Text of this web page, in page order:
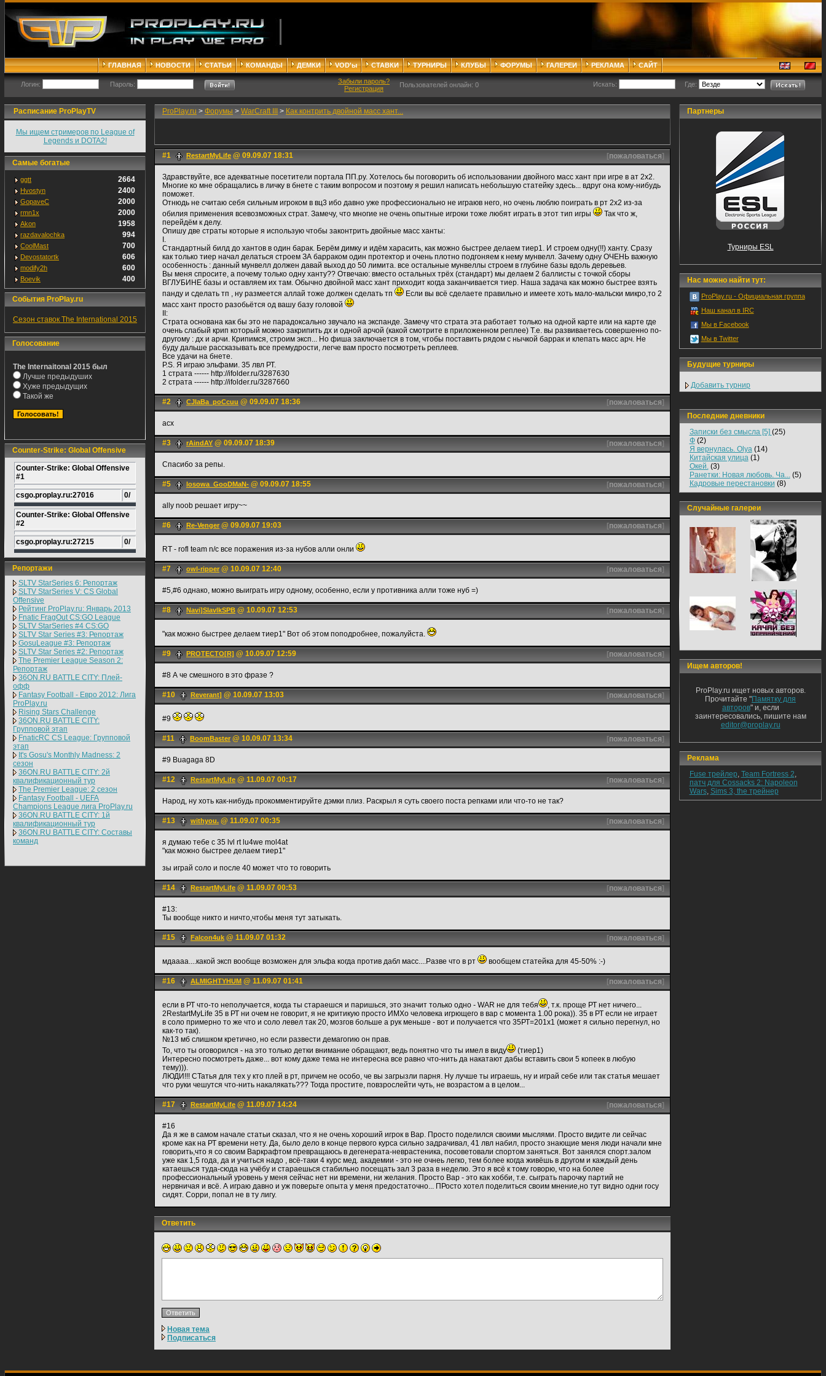
ГЛАВНАЯ НОВОСТИ СТАТЬИ КОМАНДЫ ДЕМКИ VOD'ы СТАВКИ ТУРНИРЫ КЛУБЫ ФОРУМЫ ГАЛЕРЕИ РЕКЛАМА САЙТ
Логин: Пароль:
Забыли пароль?
Регистрация
Пользователей онлайн: 0 Искать: Где:
Расписание ProPlayTV
Мы ищем стримеров по League of
Legends и DOTA2!
Самые богатые
ggtt 2664
Hvostyn 2400
GopaveC 2000
rmn1x 2000
Akon 1958
razdavalochka 994
CoolMast 700
Devostatortk 606
modify2h 600
Boevik 400
События ProPlay.ru
Сезон ставок The International 2015
Голосование
The Internaitonal 2015 был
Лучше предыдуших
Хуже предыдущих
Такой же
Counter-Strike: Global Offensive
Counter-Strike: Global Offensive
#1
csgo.proplay.ru:27016 0/
Counter-Strike: Global Offensive
#2
csgo.proplay.ru:27215 0/
Репортажи
SLTV StarSeries 6: Репортаж
SLTV StarSeries V: CS Global
Offensive
Рейтинг ProPlay.ru: Январь 2013
Fnatic FragOut CS:GO League
SLTV StarSeries #4 CS:GO
SLTV Star Series #3: Репортаж
GosuLeague #3: Репортаж
SLTV Star Series #2: Репортаж
The Premier League Season 2:
Репортаж
36ON.RU BATTLE CITY: Плей-
офф
Fantasy Football - Евро 2012: Лига
ProPlay.ru
Rising Stars Challenge
36ON.RU BATTLE CITY:
Групповой этап
FnaticRC CS League: Групповой
этап
It's Gosu's Monthly Madness: 2
сезон
36ON.RU BATTLE CITY: 2й
квалификационный тур
The Premier League: 2 cезон
Fantasy Football - UEFA
Champions League лига ProPlay.ru
36ON.RU BATTLE CITY: 1й
квалификационный тур
36ON.RU BATTLE CITY: Составы
команд
ProPlay.ru > Форумы > WarCraft III > Как контрить двойной масс хант...
#1 RestartMyLife @ 09.09.07 18:31 [пожаловаться]
Здравствуйте, все адекватные посетители портала ПП.ру. Хотелось бы поговорить об использовании двойного масс хант при игре в ат 2х2.
Многие ко мне обращались в личку в бнете с таким вопросом и поэтому я решил написать небольшую статейку здесь... вдруг она кому-нибудь
поможет.
Отнюдь не считаю себя сильным игроком в вц3 ибо давно уже профессионально не играюв него, но очень люблю поиграть в рт 2х2 из-за
обилия применения всевозможных страт. Замечу, что многие не очень опытные игроки тоже любят играть в этот тип игры
Так что ж,
перейдём к делу.
Опишу две страты которые я использую чтобы законтрить двойные масс ханты:
I.
Стандартный билд до хантов в один барак. Берём димку и идём харасить, как можно быстрее делаем тиер1. И строем одну(!!) ханту. Сразу
как только тиер начал делаться строем ЗА барраком один протектор и очень плотно подгоняем к нему мунвелл. Зачему одну ОЧЕНЬ важную
особенность : данный мунвелл должен давай выход до 50 лимита. все остальные мунвеллы строем в глубине базы вдоль деревьев.
Вы меня спросите, а почему только одну ханту?? Отвечаю: вместо остальных трёх (стандарт) мы делаем 2 баллисты с точкой сборы
ВГЛУБИНЕ базы и оставляем их там. Обычно двойной масс хант приходит когда заканчивается тиер. Наша задача как можно быстрее взять
панду и сделать тп , ну размеется аллай тоже должен сделать тп
Если вы всё сделаете правильно и имеете хоть мало-мальски микро,то 2
масс хант просто разобьётся од вашу базу головой
II:
Страта основана как бы это не парадоксально звучало на экспанде. Замечу что страта эта работает только на одной карте или на карте где
очень слабый крип который можно закрипить дх и одной арчой (какой смотрите в приложенном реплее) Т.е. вы развиваетесь совершенно по-
другому : дх и арчи. Крипимся, строим эксп... Но фиша заключается в том, чтобы поставить рядом с нычкой баррак и клепать масс арч. Не
буду дальше рассказывать все премудрости, легче вам просто посмотреть реплеев.
Все удачи на бнете.
P.S. Я играю эльфами. 35 лвл РТ.
1 страта ------ http://ifolder.ru/3287630
2 страта ------ http://ifolder.ru/3287660
#2 CJIaBa_poCcuu @ 09.09.07 18:36 [пожаловаться]
асх
#3 rAindAY @ 09.09.07 18:39 [пожаловаться]
Спасибо за репы.
#5 losowa_GooDMaN- @ 09.09.07 18:55 [пожаловаться]
ally noob решает игру~~
#6 Re-Venger @ 09.09.07 19:03 [пожаловаться]
RT - rofl team n/c все поражения из-за нубов алли онли
#7 owl-ripper @ 10.09.07 12:40 [пожаловаться]
#5,#6 однако, можно выиграть игру одному, особенно, если у противника алли тоже нуб =)
#8 Navi]SlavlkSPB @ 10.09.07 12:53 [пожаловаться]
"как можно быстрее делаем тиер1" Вот об этом поподробнее, пожалуйста.
#9 PROTECTO[R] @ 10.09.07 12:59 [пожаловаться]
#8 А че смешного в это фразе ?
#10 Reverant] @ 10.09.07 13:03 [пожаловаться]
#9
#11 BoomBaster @ 10.09.07 13:34 [пожаловаться]
#9 Buagaga 8D
#12 RestartMyLife @ 11.09.07 00:17 [пожаловаться]
Народ, ну хоть как-нибудь прокомментируйте дэмки плиз. Раскрыл я суть своего поста репками или что-то не так?
#13 withyou. @ 11.09.07 00:35 [пожаловаться]
я думаю тебе с 35 lvl rt lu4we mol4at
"как можно быстрее делаем тиер1"
зы играй соло и после 40 может что то говорить
#14 RestartMyLife @ 11.09.07 00:53 [пожаловаться]
#13:
Ты вообще никто и ничто,чтобы меня тут затыкать.
#15 Falcon4uk @ 11.09.07 01:32 [пожаловаться]
мдаааа....какой эксп вообще возможен для эльфа когда против дабл масс....Разве что в рт вообщем статейка для 45-50% :-)
#16 ALMIGHTYHUM @ 11.09.07 01:41 [пожаловаться]
если в РТ что-то неполучается, когда ты стараешся и паришься, это значит только одно - WAR не для тебя
, т.к. проще РТ нет ничего...
2RestartMyLife 35 в РТ ни очем не говорит, я не критикую просто ИМХо человека игрющего в вар с момента 1.00 рока)). 35 в РТ если не играет
в соло примерно то же что и соло левел так 20, мозгов больше а рук меньше - вот и получается что 35РТ=201х1 (может я сильно перегнул, но
как-то так).
№13 мб слишком кретично, но если развести демагогию он прав.
То, что ты оговорился - на это только детки внимание обращают, ведь понятно что ты имел в виду
(тиер1)
Интересно посмотреть даже... вот кому даже тема не интересна все равно что-нить да накатают дабы вставить свои 5 копеек в любую
тему))).
ЛЮДИ!!! СТатья для тех у кто плей в рт, причем не особо, че вы загрызли парня. Ну лучше ты играешь, ну и играй себе или так статья мешает
что руки чешутся что-нить накалякать??? Тогда простите, повзрослейти чуть, не возрастом а в целом...
#17 RestartMyLife @ 11.09.07 14:24 [пожаловаться]
#16
Да я же в самом начале статьи сказал, что я не очень хороший игрок в Вар. Просто поделился своими мыслями. Просто видите ли сейчас
кроме как на РТ времени нету. Да, было дело в конце первого курса сильно задрачивал, 41 лвл набил, просто знающие меня люди начали мне
говорить,что я со своим Варкрафтом превращаюсь в дегенерата-неврастеника, посоветовали спортом заняться. Вот занялся спорт.залом
уже как 1,5 года, да и учиться надо , всё-таки 4 курс мед. академии - это не очнеь легко, тем более когда живёшь в другом и каждый день
катаешься туда-сюда на учёбу и стараешься стабильно посещать зал 3 раза в неделю. Это я всё к тому говорю, что на более
профессиональный уровень у меня сейчас нет ни времени, ни желания. Просто Вар - это как хобби, т.е. сыграть парочку партий не
нервничая и всё. А играю давно и уж поверьте опыта у меня предостаточно... ПРосто хотел поделиться своим мнение,но тут видно одни госу
сидят. Сорри, попал не в ту лигу.
Ответить
Новая тема
Подписаться
Партнеры
Турниры ESL
Нас можно найти тут:
ProPlay.ru - Официальная группа
Наш канал в IRC
Мы в Facebook
Мы в Twitter
Будущие турниры
Добавить турнир
Последние дневники
Записки без смысла [5] (25)
Ф(2)
Я вернулась. Olya(14)
Китайская улица(1)
Окей.(3)
Ранетки: Новая любовь. Ча...(5)
Кадровые перестановки (8)
Случайные галереи
Ищем авторов!
ProPlay.ru ищет новых авторов.
Прочитайте "Памятку для
авторов" и, если
заинтересовались, пишите нам
editor@proplay.ru
Реклама
Fuse трейлер, Team Fortress 2,
патч для Cossacks 2: Napoleon
Wars, Sims 3, the трейнер